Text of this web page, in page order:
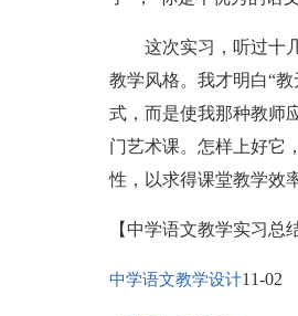
这次实习，听过十几
教学风格。我才明白“
式，而是使我那种教师
门艺术课。怎样上好它
性，以求得课堂教学效
【中学语文教学实习总
中学语文教学设计11-02